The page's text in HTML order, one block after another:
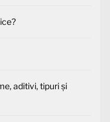
aditivi, tipuri și